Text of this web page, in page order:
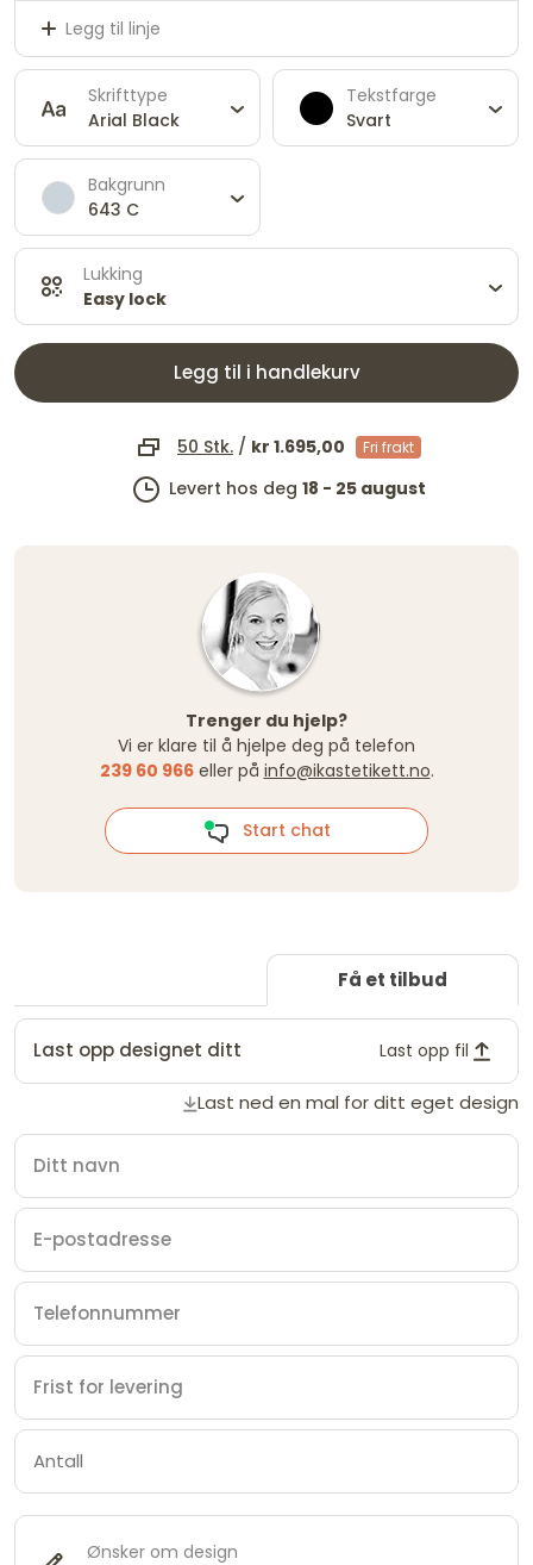
Legg til linje
Skrifttype
Arial Black
Tekstfarge
Svart
Bakgrunn
643 C
Lukking
Easy lock
Legg til i handlekurv
50 Stk. / kr 1.695,00 Fri frakt
Levert hos deg 18 - 25 august
Trenger du hjelp?
Vi er klare til å hjelpe deg på telefon
239 60 966 eller på info@ikastetikett.no.
Start chat
Få et tilbud
Last opp designet ditt Last opp fil
Last ned en mal for ditt eget design
Ønsker om design